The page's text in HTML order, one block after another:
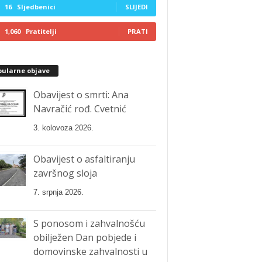
16 Sljedbenici SLIJEDI
1,060 Pratitelji PRATI
objave
Obavijest o smrti: Ana
Navračić rođ. Cvetnić
3. kolovoza 2026.
Obavijest o asfaltiranju
završnog sloja
7. srpnja 2026.
S ponosom i zahvalnošću
obilježen Dan pobjede i
domovinske zahvalnosti u